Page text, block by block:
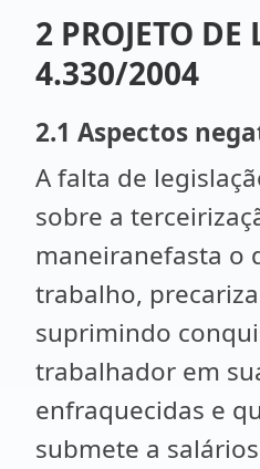
2 PROJETO DE
4.330/2004
2.1 Aspectos
A falta de
sobre a
maneiranefasta o
trabalho,
suprimindo
trabalhador em
enfraquecidas e
submete a